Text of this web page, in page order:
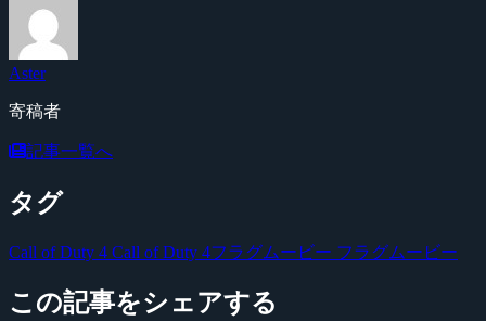
Aster
寄稿者
記事一覧へ
タグ
Call of Duty 4 Call of Duty 4フラグムービー フラグムービー
この記事をシェアする